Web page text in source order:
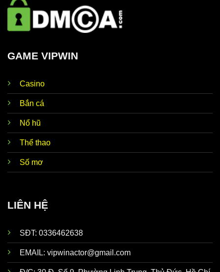
GAME VIPWIN
Casino
Bắn cá
Nổ hũ
Thể thao
Số mơ
LIÊN HỆ
SĐT: 0336462638
EMAIL: vipwinactor@gmail.com